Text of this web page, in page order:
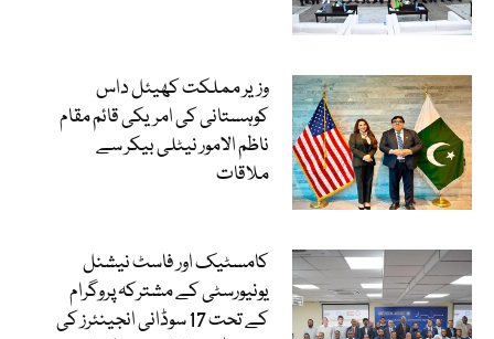
وزیر مملکت کھیئل داس
کوہستانی کی امریکی قائم مقام
ناظم الامور نیٹلی بیکر سے
ملاقات
کامسٹیک اور فاسٹ نیشنل
یونیورسٹی کے مشترکہ پروگرام
کے تحت 17 سوڈانی انجینئرز کی